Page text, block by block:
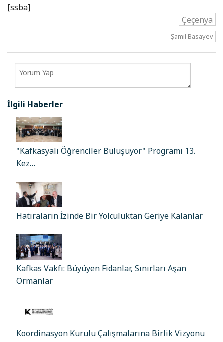
[ssba]
Çeçenya
Şamil Basayev
İlgili Haberler
"Kafkasyalı Öğrenciler Buluşuyor" Programı 13.
Kez…
Hatıraların İzinde Bir Yolculuktan Geriye Kalanlar
Kafkas Vakfı: Büyüyen Fidanlar, Sınırları Aşan
Ormanlar
Koordinasyon Kurulu Çalışmalarına Birlik Vizyonu